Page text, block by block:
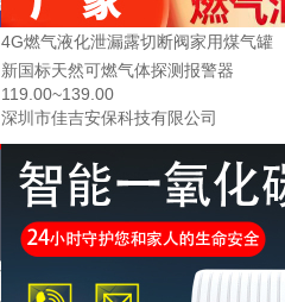
4G燃气液化泄漏露切断阀家用煤气罐
新国标天然可燃气体探测报警器
119.00~139.00
深圳市佳吉安保科技有限公司